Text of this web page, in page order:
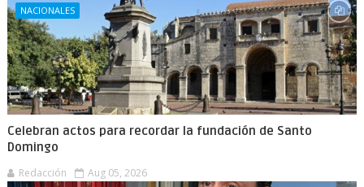
NACIONALES
Celebran actos para recordar la fundación de Santo
Domingo
Redacción Aug 05, 2026